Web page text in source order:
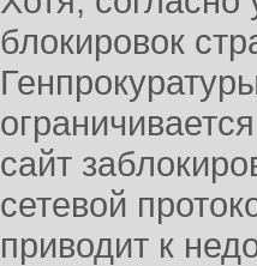
блокировок
сайт
сетевой
приводит к